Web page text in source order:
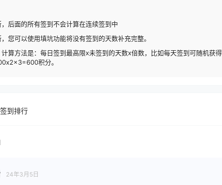
后面的所有签到不会计算在连续签到中
您可以使用填坑功能将没有签到的天数补充完整。
算方法是：每日签到最高限x未签到的天数x倍数，比如每天签到可随机获
积分。
到排行
24年3月5日